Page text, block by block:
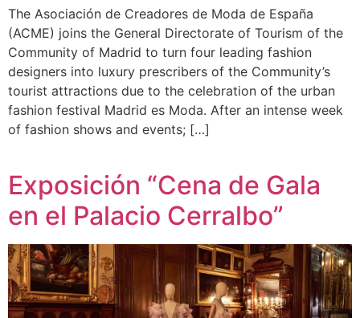
The Asociación de Creadores de Moda de España
(ACME) joins the General Directorate of Tourism of the
Community of Madrid to turn four leading fashion
designers into luxury prescribers of the Community’s
tourist attractions due to the celebration of the urban
fashion festival Madrid es Moda. After an intense week
of fashion shows and events; […]
Exposición “Cena de Gala
en el Palacio Cerralbo”